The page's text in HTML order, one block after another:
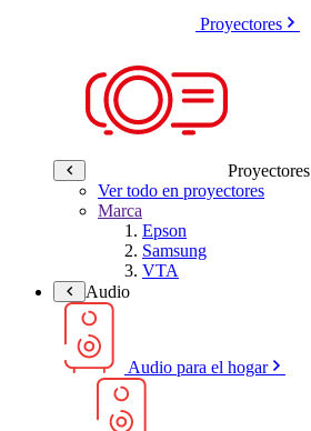
Proyectores
Proyectores
Ver todo en proyectores
Marca
Epson
Samsung
VTA
Audio
Audio para el hogar